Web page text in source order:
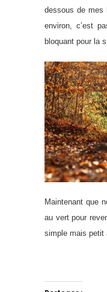
dessous de mes
environ, c’est
bloquant pour la
Maintenant que
au vert pour
simple mais petit